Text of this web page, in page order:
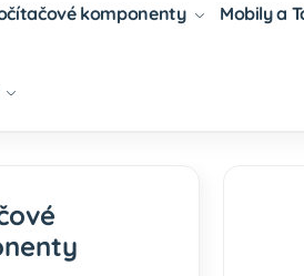
komponenty Mobily a
Počítačové Komponenty